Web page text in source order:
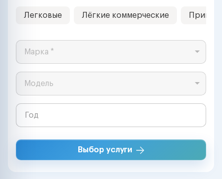
Легковые Лёгкие коммерческие
Марка *
Модель
Выбор услуги